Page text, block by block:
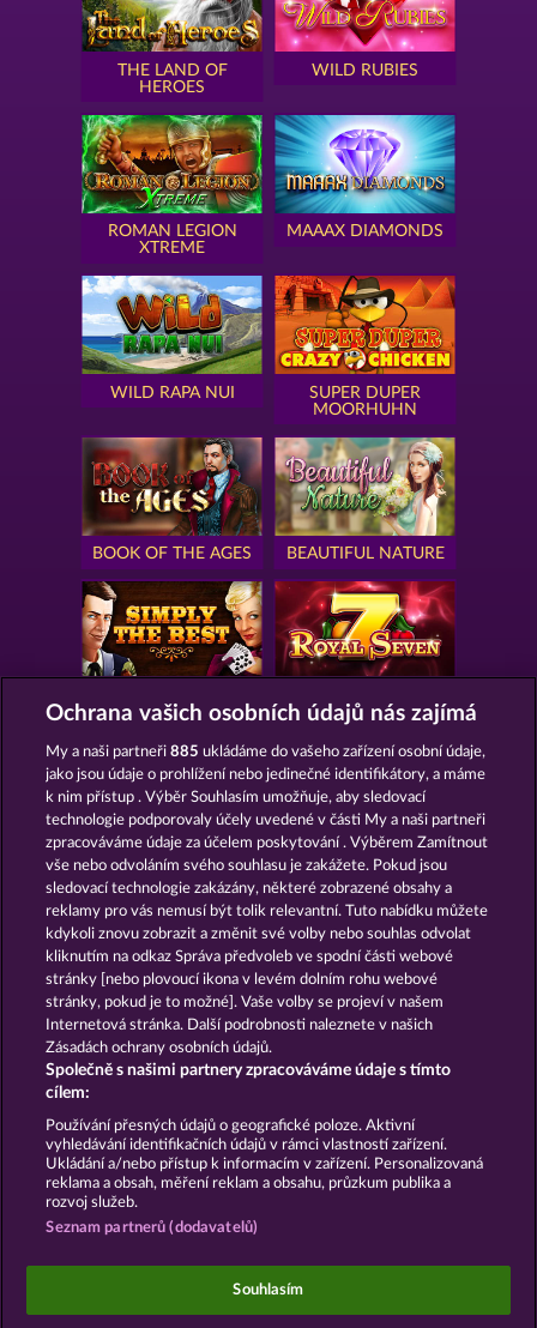
THE LAND OF
HEROES
WILD RUBIES
ROMAN LEGION
XTREME
MAAAX DIAMONDS
WILD RAPA NUI
SUPER DUPER
MOORHUHN
BOOK OF THE AGES BEAUTIFUL NATURE
GOLDEN EI OF
MOORHUHN
FOREVER
DIAMONDS
Zobrazit všechny hry
Podmínky Prohlášení o ochraně údajů
Kontakt Společnost Časté dotazy
Facebook
Podat Žádost o Odstoupení
Sociální kasinové hry jsou určeny výhradně k
zábavním účelům a nemají vůbec žádný vliv na
Ochrana vašich osobních údajů nás zajímá
My a naši partneři885 ukládáme do vašeho zařízení osobní údaje,
jako jsou údaje o prohlížení nebo jedinečné identifikátory, a máme
k nim přístup . Výběr Souhlasím umožňuje, aby sledovací
technologie podporovaly účely uvedené v části My a naši partneři
zpracováváme údaje za účelem poskytování . Výběrem Zamítnout
vše nebo odvoláním svého souhlasu je zakážete. Pokud jsou
sledovací technologie zakázány, některé zobrazené obsahy a
reklamy pro vás nemusí být tolik relevantní. Tuto nabídku můžete
kdykoli znovu zobrazit a změnit své volby nebo souhlas odvolat
kliknutím na odkaz Správa předvoleb ve spodní části webové
stránky [nebo plovoucí ikona v levém dolním rohu webové
stránky, pokud je to možné]. Vaše volby se projeví v našem
Internetová stránka. Další podrobnosti naleznete v našich
Zásadách ochrany osobních údajů.
Společně s našimi partnery zpracováváme údaje s tímto
cílem:
Používání přesných údajů o geografické poloze. Aktivní
vyhledávání identifikačních údajů v rámci vlastností zařízení.
Ukládání a/nebo přístup k informacím v zařízení. Personalizovaná
reklama a obsah, měření reklam a obsahu, průzkum publika a
rozvoj služeb.
Seznam partnerů (dodavatelů)
Souhlasím